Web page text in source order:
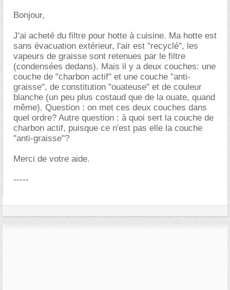
Bonjour,
J'ai acheté du filtre pour hotte à cuisine. Ma hotte est
sans évacuation extérieur, l'air est "recyclé", les
vapeurs de graisse sont retenues par le filtre
(condensées dedans). Mais il y a deux couches: une
couche de "charbon actif" et une couche "anti-
graisse", de constitution "ouateuse" et de couleur
blanche (un peu plus costaud que de la ouate, quand
même). Question : on met ces deux couches dans
quel ordre? Autre question : à quoi sert la couche de
charbon actif, puisque ce n'est pas elle la couche
"anti-graisse"?
Merci de votre aide.
-----